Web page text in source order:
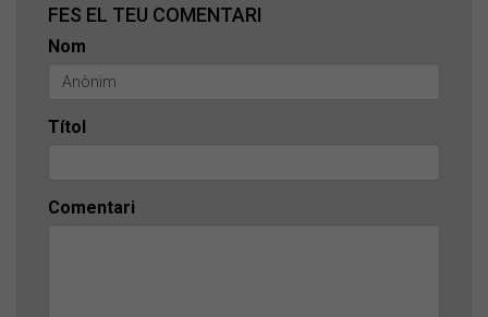
FES EL TEU COMENTARI
Nom
Títol
Comentari